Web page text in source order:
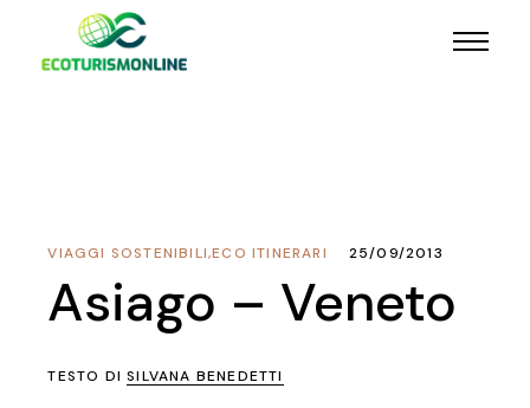
ECO ITINERARI
,
VIAGGI SOSTENIBILI 25/09/2013
Asiago – Veneto
TESTO DISILVANA BENEDETTI